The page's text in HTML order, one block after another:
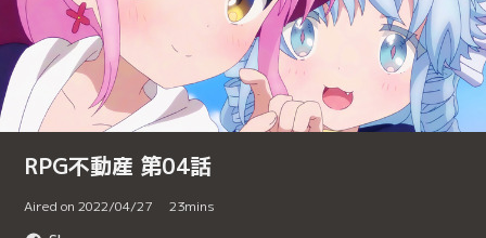
RPG不動産 第04話
Aired on 2022/04/27 23mins